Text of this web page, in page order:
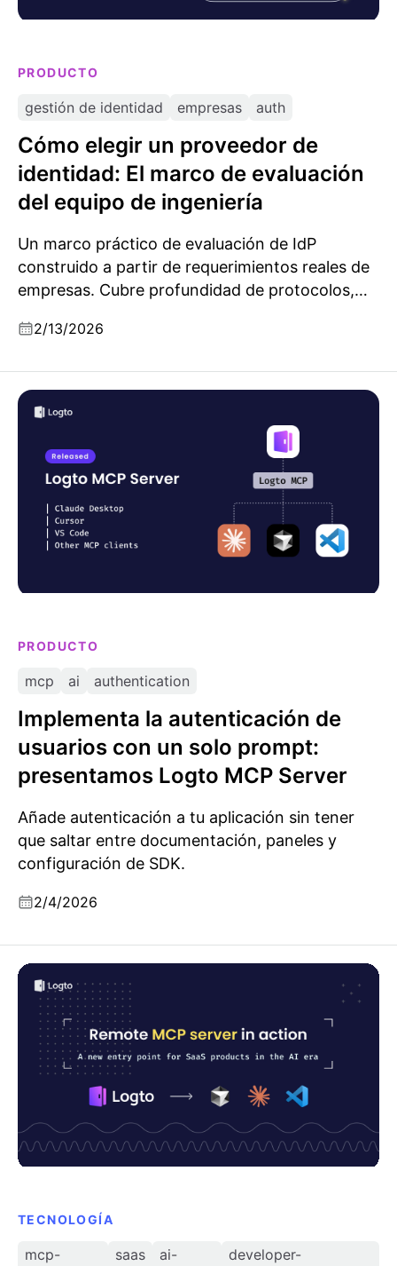
PRODUCTO
gestión de identidad empresas auth
Cómo elegir un proveedor de
identidad: El marco de evaluación
del equipo de ingeniería
Un marco práctico de evaluación de IdP
construido a partir de requerimientos reales de
empresas. Cubre profundidad de protocolos,
para IA y los criterios que la mayoría de las listas
2/13/2026
PRODUCTO
mcp ai authentication
Implementa la autenticación de
usuarios con un solo prompt:
presentamos Logto MCP Server
Añade autenticación a tu aplicación sin tener
que saltar entre documentación, paneles y
configuración de SDK.
2/4/2026
Implementa la autenticación de usuarios con un solo
prompt: presentamos Logto MCP Server
TECNOLOGÍA
mcp-
saas
ai-
developer-
Servidor MCP remoto en acción: un nuevo punto de
entrada para productos SaaS en la era de la IA